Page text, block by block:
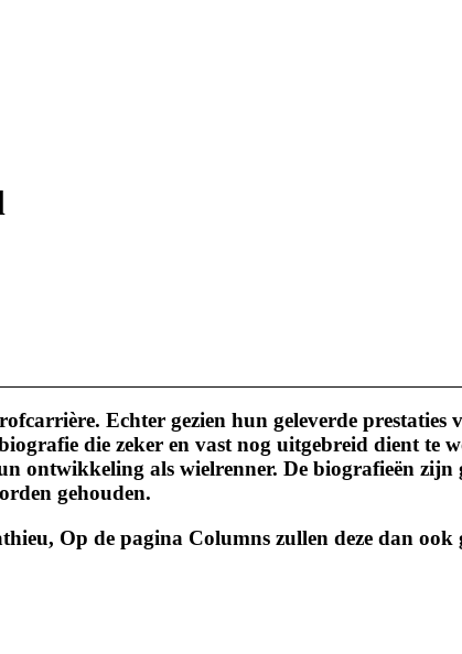
Echter gezien hun geleverde prestaties
die zeker en vast nog uitgebreid dient te
ontwikkeling als wielrenner. De biografieën zijn
gehouden.
Op de pagina Columns zullen deze dan ook